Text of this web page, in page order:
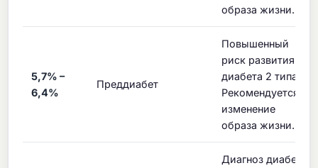
образа жизни.
5,7% –
6,4%
Преддиабет
Повышенный
риск развития
диабета 2 типа.
Рекомендуется
изменение
образа жизни.
Диагноз диабет